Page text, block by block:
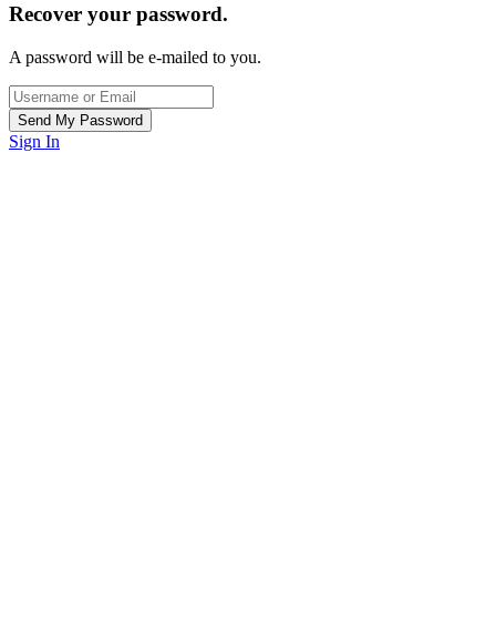
Recover your password.
A password will be e-mailed to you.
Sign In